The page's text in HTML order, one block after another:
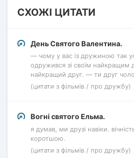
СХОЖІ ЦИТАТИ
День Святого Валентина.
— чому у вас із дружиною так
одружився зі своїм найкращим
найкращий друг. — ти друг
(цитати з фільмів / про дружбу)
Вогні святого Ельма.
я думав, ми друзі навіки.
коротшою.
(цитати з фільмів / про дружбу)